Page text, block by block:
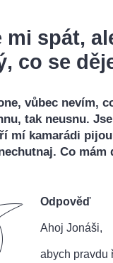
mi spát,
co se
vůbec nevím,
tak neusnu.
mí kamarádi
Co
Odpověď
Ahoj Jonáši,
abych pravdu